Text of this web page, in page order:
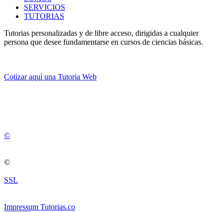
SERVICIOS
TUTORIAS
Tutorias personalizadas y de libre acceso, dirigidas a cualquier
persona que desee fundamentarse en cursos de ciencias básicas.
Cotizar aquí una Tutoria Web
©
©
SSL
Impressum Tutorias.co